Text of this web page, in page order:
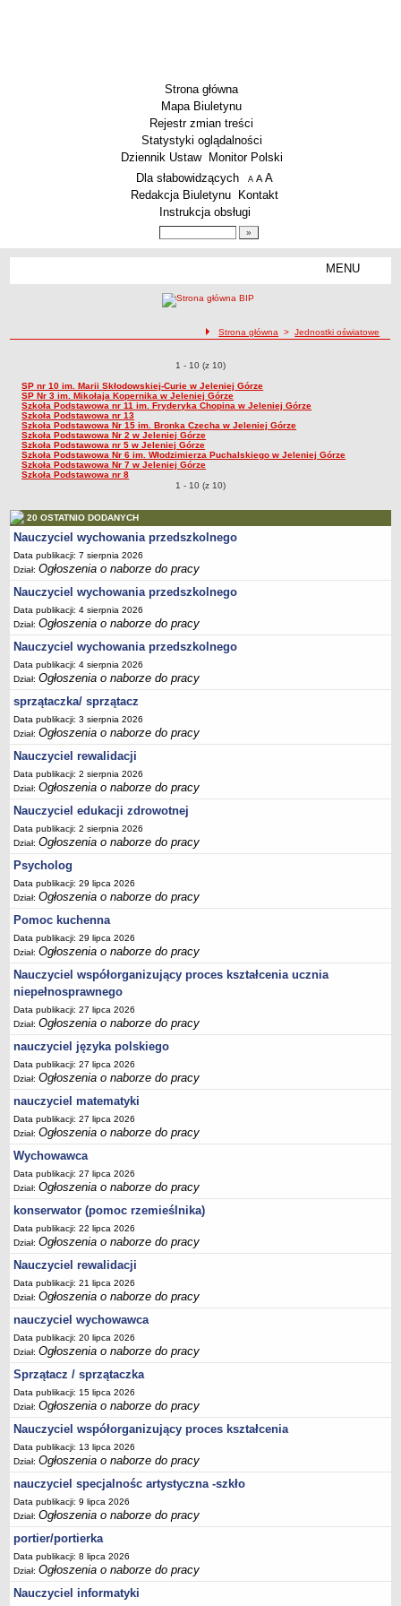
Strona główna
Mapa Biuletynu
Rejestr zmian treści
Statystyki oglądalności
Dziennik Ustaw
Monitor Polski
Menu dodatkowe
Dla słabowidzących A pomniejsz czcionkę
A standardowy rozmiar czcionki
A
Redakcja Biuletynu
Kontakt
Instrukcja obsługi
MENU
Inne placówki
PRACA W PLACÓWKACH OŚWIATWYCH
ZARZĄDZENIA
PRZETARGI
SPRAWOZDANIA FINANSOWE
2019
2020
2021
2022
2023
2024
2025
OGŁOSZENIA
DEKLARACJA DOSTĘPNOŚCI
2021
2025
RAPORTY O STANIE DOSTĘPNOŚCI
ścieżka nawigacji
Strona główna >Jednostki oświatowe
1 - 10 (z 10)
SP nr 10 im. Marii Skłodowskiej-Curie w Jeleniej Górze
SP Nr 3 im. Mikołaja Kopernika w Jeleniej Górze
Szkoła Podstawowa nr 11 im. Fryderyka Chopina w Jeleniej Górze
Szkoła Podstawowa nr 13
Szkoła Podstawowa Nr 15 im. Bronka Czecha w Jeleniej Górze
Szkoła Podstawowa Nr 2 w Jeleniej Górze
Szkoła Podstawowa nr 5 w Jeleniej Górze
Szkoła Podstawowa Nr 6 im. Włodzimierza Puchalskiego w Jeleniej Górze
Szkoła Podstawowa Nr 7 w Jeleniej Górze
Szkoła Podstawowa nr 8
1 - 10 (z 10)
20 OSTATNIO DODANYCH
Nauczyciel wychowania przedszkolnego
Data publikacji: 7 sierpnia 2026
Dział:Ogłoszenia o naborze do pracy
Nauczyciel wychowania przedszkolnego
Data publikacji: 4 sierpnia 2026
Dział:Ogłoszenia o naborze do pracy
Nauczyciel wychowania przedszkolnego
Data publikacji: 4 sierpnia 2026
Dział:Ogłoszenia o naborze do pracy
sprzątaczka/ sprzątacz
Data publikacji: 3 sierpnia 2026
Dział:Ogłoszenia o naborze do pracy
Nauczyciel rewalidacji
Data publikacji: 2 sierpnia 2026
Dział:Ogłoszenia o naborze do pracy
Nauczyciel edukacji zdrowotnej
Data publikacji: 2 sierpnia 2026
Dział:Ogłoszenia o naborze do pracy
Psycholog
Data publikacji: 29 lipca 2026
Dział:Ogłoszenia o naborze do pracy
Pomoc kuchenna
Data publikacji: 29 lipca 2026
Dział:Ogłoszenia o naborze do pracy
Nauczyciel współorganizujący proces kształcenia ucznia
niepełnosprawnego
Data publikacji: 27 lipca 2026
Dział:Ogłoszenia o naborze do pracy
nauczyciel języka polskiego
Data publikacji: 27 lipca 2026
Dział:Ogłoszenia o naborze do pracy
nauczyciel matematyki
Data publikacji: 27 lipca 2026
Dział:Ogłoszenia o naborze do pracy
Wychowawca
Data publikacji: 27 lipca 2026
Dział:Ogłoszenia o naborze do pracy
konserwator (pomoc rzemieślnika)
Data publikacji: 22 lipca 2026
Dział:Ogłoszenia o naborze do pracy
Nauczyciel rewalidacji
Data publikacji: 21 lipca 2026
Dział:Ogłoszenia o naborze do pracy
nauczyciel wychowawca
Data publikacji: 20 lipca 2026
Dział:Ogłoszenia o naborze do pracy
Sprzątacz / sprzątaczka
Data publikacji: 15 lipca 2026
Dział:Ogłoszenia o naborze do pracy
Nauczyciel współorganizujący proces kształcenia
Data publikacji: 13 lipca 2026
Dział:Ogłoszenia o naborze do pracy
nauczyciel specjalnośc artystyczna -szkło
Data publikacji: 9 lipca 2026
Dział:Ogłoszenia o naborze do pracy
portier/portierka
Data publikacji: 8 lipca 2026
Dział:Ogłoszenia o naborze do pracy
Nauczyciel informatyki